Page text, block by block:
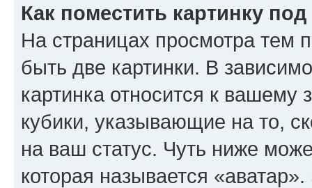
Как поместить картинку
На страницах просмотра тем
быть две картинки. В
картинка относится к
кубики, указывающие на то,
на ваш статус. Чуть ниже
которая называется